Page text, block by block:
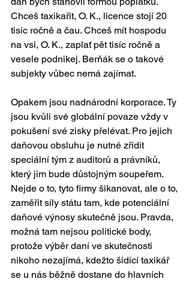
Chceš taxikařit, O. K., licence stojí 20
tisíc ročně a čau. Chceš mít hospodu
na vsi, O. K., zaplať pět tisíc ročně a
vesele podnikej. Berňák se o takové
subjekty vůbec nemá zajímat.
Opakem jsou nadnárodní korporace. Ty
jsou kvůli své globální povaze vždy v
pokušení své zisky přelévat. Pro jejich
daňovou obsluhu je nutné zřídit
speciální tým z auditorů a právníků,
který jim bude důstojným soupeřem.
Nejde o to, tyto firmy šikanovat, ale o to,
zaměřit síly státu tam, kde potenciální
daňové výnosy skutečně jsou. Pravda,
možná tam nejsou politické body,
protože výběr daní ve skutečnosti
nikoho nezajímá, kdežto šidící taxikář
se u nás běžně dostane do hlavních